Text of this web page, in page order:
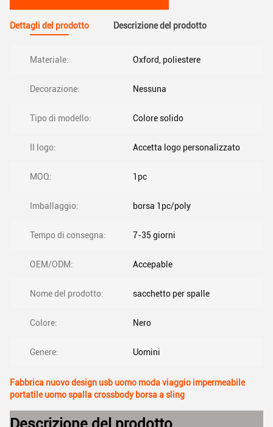
Dettagli del prodotto Descrizione del prodotto
Materiale: Oxford, poliestere
Decorazione: Nessuna
Tipo di modello: Colore solido
Il logo: Accetta logo personalizzato
MOQ: 1pc
Imballaggio: borsa 1pc/poly
Tempo di consegna: 7-35 giorni
OEM/ODM: Accepable
Nome del prodotto: sacchetto per spalle
Colore: Nero
Genere: Uomini
Fabbrica nuovo design usb uomo moda viaggio impermeabile
portatile uomo spalla crossbody borsa a sling